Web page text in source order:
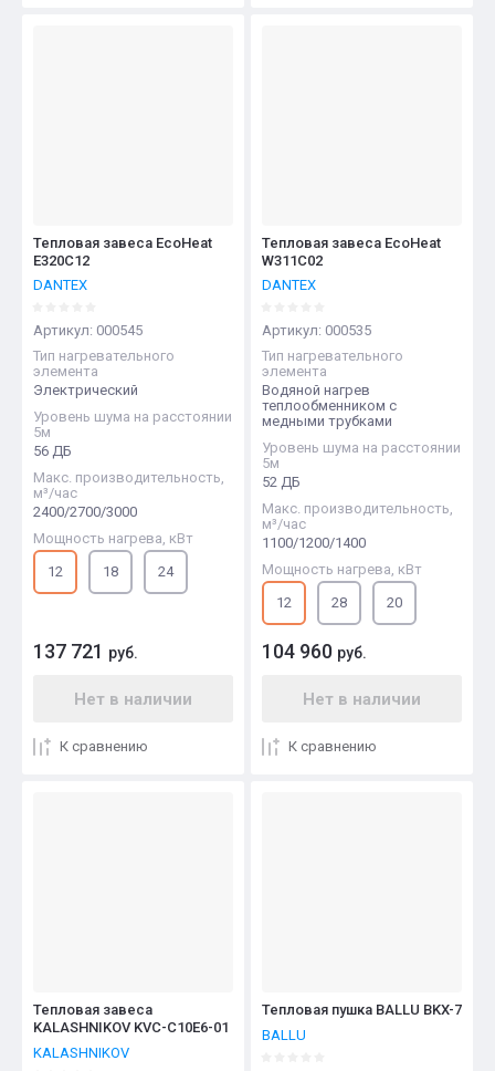
Тепловая завеса EcoHeat
E320C12
DANTEX
Артикул: 000545
Тип нагревательного
элемента
Электрический
Уровень шума на расстоянии
5м
56 ДБ
Макс. производительность,
м³/час
2400/2700/3000
Мощность нагрева, кВт
12
18 24
137 721 руб.
Нет в наличии
К сравнению
Тепловая завеса EcoHeat
W311C02
DANTEX
Артикул: 000535
Тип нагревательного
элемента
Водяной нагрев
теплообменником с
медными трубками
Уровень шума на расстоянии
5м
52 ДБ
Макс. производительность,
м³/час
1100/1200/1400
Мощность нагрева, кВт
12
28 20
104 960 руб.
Нет в наличии
К сравнению
Тепловая завеса
KALASHNIKOV KVС-C10E6-01
KALASHNIKOV
Тепловая пушка BALLU BKX-7
BALLU